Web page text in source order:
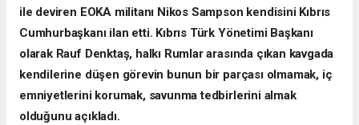
ile deviren EOKA militanı Nikos Sampson kendisini Kıbrıs
Cumhurbaşkanı ilan etti. Kıbrıs Türk Yönetimi Başkanı
olarak Rauf Denktaş, halkı Rumlar arasında çıkan kavgada
kendilerine düşen görevin bunun bir parçası olmamak, iç
emniyetlerini korumak, savunma tedbirlerini almak
olduğunu açıkladı.